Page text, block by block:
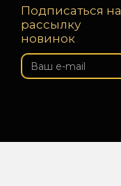
Подписаться на
рассылку
новинок